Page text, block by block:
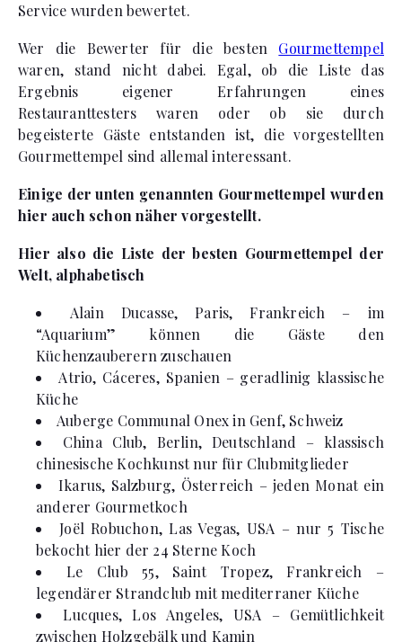
Service wurden bewertet.
Wer die Bewerter für die besten Gourmettempel
waren, stand nicht dabei. Egal, ob die Liste das
Ergebnis eigener Erfahrungen eines
Restauranttesters waren oder ob sie durch
begeisterte Gäste entstanden ist, die vorgestellten
Gourmettempel sind allemal interessant.
Einige der unten genannten Gourmettempel wurden
hier auch schon näher vorgestellt.
Hier also die Liste der besten Gourmettempel der
Welt, alphabetisch
Alain Ducasse, Paris, Frankreich – im
“Aquarium” können die Gäste den
Küchenzauberern zuschauen
Atrio, Cáceres, Spanien – geradlinig klassische
Küche
Auberge Communal Onex in Genf, Schweiz
China Club, Berlin, Deutschland – klassisch
chinesische Kochkunst nur für Clubmitglieder
Ikarus, Salzburg, Österreich – jeden Monat ein
anderer Gourmetkoch
Joël Robuchon, Las Vegas, USA – nur 5 Tische
bekocht hier der 24 Sterne Koch
Le Club 55, Saint Tropez, Frankreich –
legendärer Strandclub mit mediterraner Küche
Lucques, Los Angeles, USA – Gemütlichkeit
zwischen Holzgebälk und Kamin